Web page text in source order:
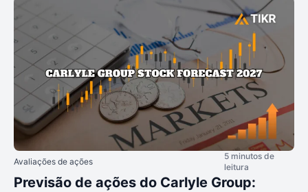
Avaliações de ações
5 minutos de
leitura
Previsão de ações do Carlyle Group: